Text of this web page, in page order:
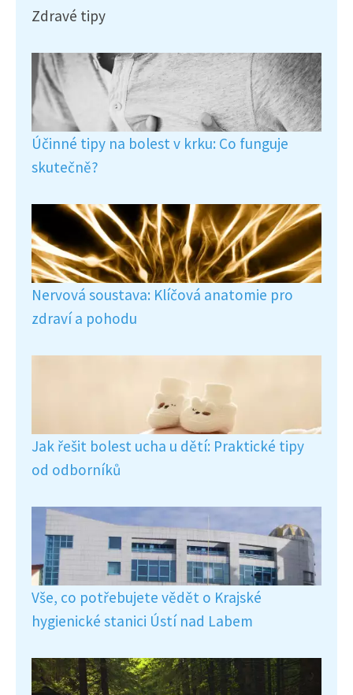
Zdravé tipy
Účinné tipy na bolest v krku: Co funguje
skutečně?
Nervová soustava: Klíčová anatomie pro
zdraví a pohodu
Jak řešit bolest ucha u dětí: Praktické tipy
od odborníků
Vše, co potřebujete vědět o Krajské
hygienické stanici Ústí nad Labem